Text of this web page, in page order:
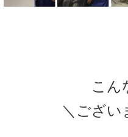
こん
＼ござい